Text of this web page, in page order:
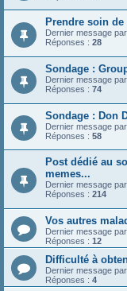
Prendre soin
Dernier message par
Réponses : 28
Sondage :
Dernier message par
Réponses : 74
Sondage : Don
Dernier message par
Réponses : 58
Post dédié au
memes...
Dernier message par
Réponses : 214
Vos autres
Dernier message par
Réponses : 12
Difficulté à
Dernier message par
Réponses : 4